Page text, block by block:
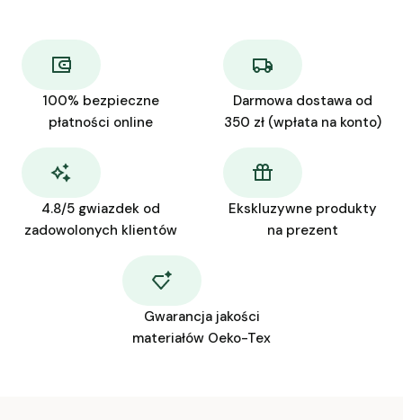
100% bezpieczne
płatności online
Darmowa dostawa od
350 zł (wpłata na konto)
4.8/5 gwiazdek od
zadowolonych klientów
Ekskluzywne produkty
na prezent
Gwarancja jakości
materiałów Oeko-Tex